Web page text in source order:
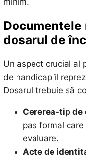
Documentele
dosarul de
Un aspect crucial al
de handicap îl
Dosarul trebuie să
Cererea-tip de
pas formal
evaluare.
Acte de